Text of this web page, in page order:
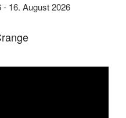
- 16. August 2026